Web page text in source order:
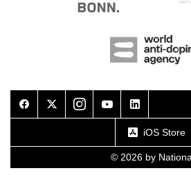
FacebookTwitterInstagramYoutubeLinkedIn
iOS Store
© 2026 by